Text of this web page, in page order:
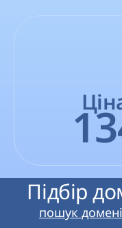
Підбір
пошук